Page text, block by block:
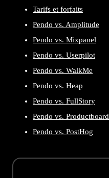
Tarifs et forfaits
Pendo vs. Amplitude
Pendo vs. Mixpanel
Pendo vs. Userpilot
Pendo vs. WalkMe
Pendo vs. Heap
Pendo vs. FullStory
Pendo vs. Productboard
Pendo vs. PostHog